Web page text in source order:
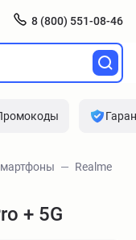
8 (800) 551-08-46
Realme
+ 5G